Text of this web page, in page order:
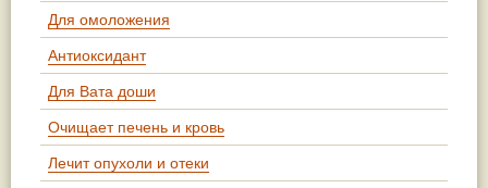
Для омоложения
Антиоксидант
Для Вата доши
Очищает печень и кровь
Лечит опухоли и отеки